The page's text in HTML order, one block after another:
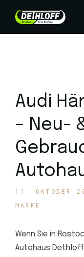
Audi
– Neu-
11. OKTOBER
MARKE
Wenn Sie in
Autohaus